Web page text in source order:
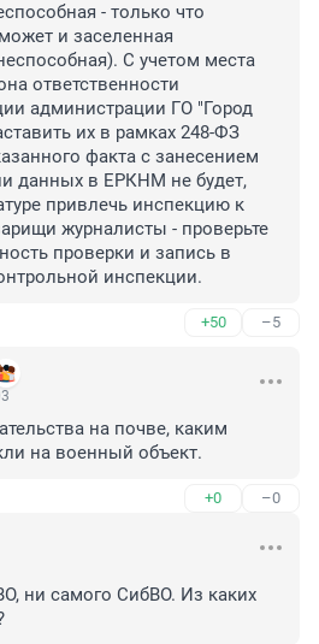
- только что
и заселенная
С учетом места
ответственности
администрации ГО "Город
их в рамках 248-ФЗ
факта с занесением
данных в ЕРКНМ не будет,
привлечь инспекцию к
журналисты - проверьте
проверки и запись в
инспекции.
+50 –5
на почве, каким
на военный объект.
+0 –0
ни самого СибВО. Из каких